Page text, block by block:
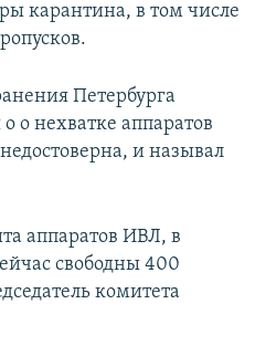
карантина, в том числе
Петербурга
о нехватке аппаратов
и называл
аппаратов ИВЛ, в
свободны 400
комитета